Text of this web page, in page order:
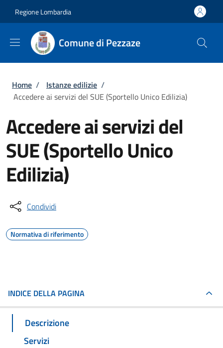
Regione Lombardia
Comune di Pezzaze
Briciole di pane
Home / Istanze edilizie /
Accedere ai servizi del SUE (Sportello Unico Edilizia)
Accedere ai servizi del
SUE (Sportello Unico
Edilizia)
Condividi
Normativa di riferimento
INDICE DELLA PAGINA
Descrizione
Servizi